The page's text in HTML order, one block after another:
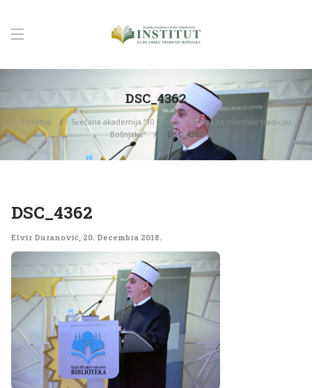
DSC_4362
Početna
Svečana akademija “10 godina Instituta za islamsku tradiciju
Bošnjaka”
DSC_4362
DSC_4362
Elvir Duranović, 20. Decembra 2018.